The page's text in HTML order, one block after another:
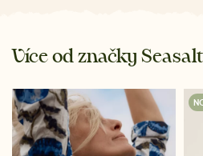
Více od značky